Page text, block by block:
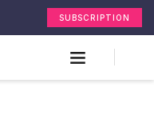
SUBSCRIPTION